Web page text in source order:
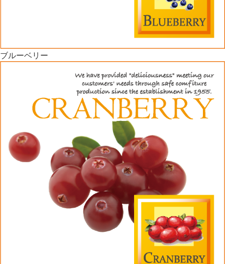
ブルーベリー